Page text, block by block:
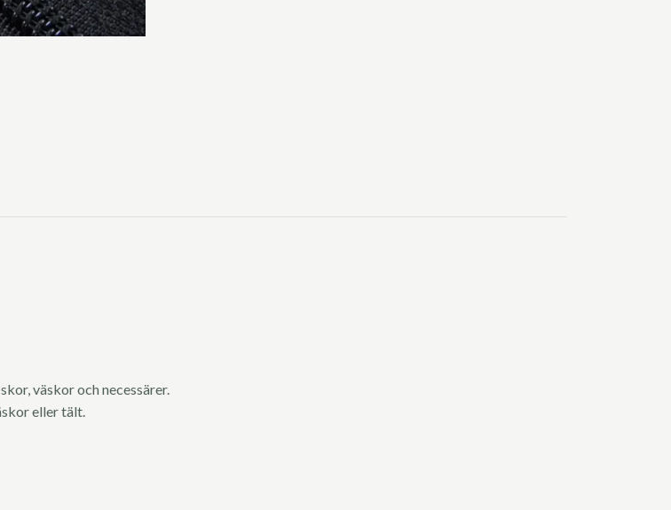
väskor och necessärer.
eller tält.